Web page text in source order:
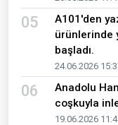
05
A101'den
ürünlerinde
başladı.
24.06.2026
06
Anadolu
coşkuyla
19.06.2026